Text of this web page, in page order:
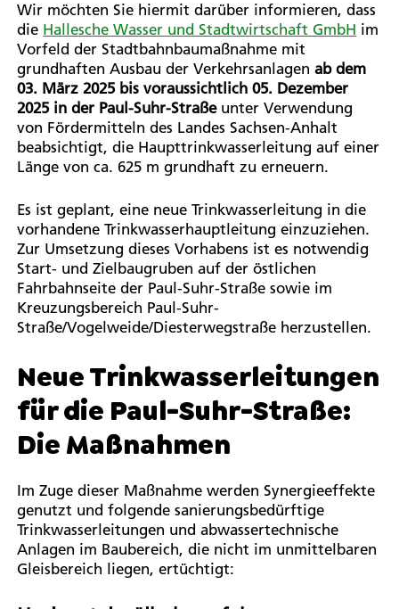
Wir möchten Sie hiermit darüber informieren, dass
die Hallesche Wasser und Stadtwirtschaft GmbH im
Vorfeld der Stadtbahnbaumaßnahme mit
grundhaften Ausbau der Verkehrsanlagenab dem
03. März 2025 bis voraussichtlich 05. Dezember
2025 in der Paul-Suhr-Straßeunter Verwendung
von Fördermitteln des Landes Sachsen-Anhalt
beabsichtigt, die Haupttrinkwasserleitung auf einer
Länge von ca. 625 m grundhaft zu erneuern.
Es ist geplant, eine neue Trinkwasserleitung in die
vorhandene Trinkwasserhauptleitung einzuziehen.
Zur Umsetzung dieses Vorhabens ist es notwendig
Start- und Zielbaugruben auf der östlichen
Fahrbahnseite der Paul-Suhr-Straße sowie im
Kreuzungsbereich Paul-Suhr-
Straße/Vogelweide/Diesterwegstraße herzustellen.
Neue Trinkwasserleitungen
für die Paul-Suhr-Straße:
Die Maßnahmen
Im Zuge dieser Maßnahme werden Synergieeffekte
genutzt und folgende sanierungsbedürftige
Trinkwasserleitungen und abwassertechnische
Anlagen im Baubereich, die nicht im unmittelbaren
Gleisbereich liegen, ertüchtigt: